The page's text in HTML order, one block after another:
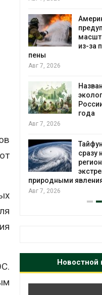
из-за
пены
Авг 7, 2026
года
Авг 7, 2026
сразу
природными
Авг 7, 2026
Новостной